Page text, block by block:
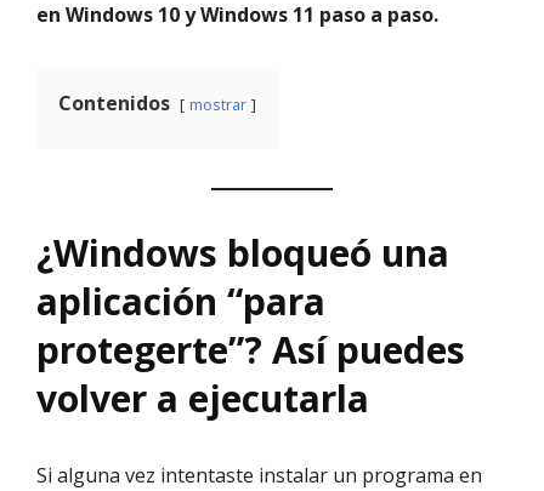
en Windows 10 y Windows 11 paso a paso.
Contenidos mostrar
¿Windows bloqueó una
aplicación “para
protegerte”? Así puedes
volver a ejecutarla
Si alguna vez intentaste instalar un programa en